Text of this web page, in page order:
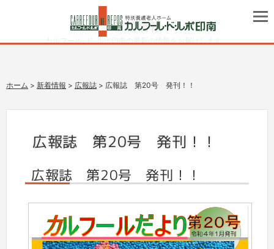
新着情報
カルフール･ド･ルポ印南の最新の情報をお届けします。
ホーム > 新着情報 > 広報誌 > 広報誌 第20号 発刊！！
広報誌 第20号 発刊！！
広報誌 第20号 発刊！！